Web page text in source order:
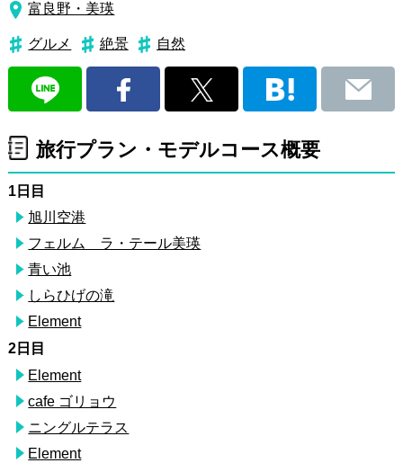
富良野・美瑛
グルメ 絶景 自然
旅行プラン・モデルコース概要
1日目
旭川空港
フェルム ラ・テール美瑛
青い池
しらひげの滝
Element
2日目
Element
cafe ゴリョウ
ニングルテラス
Element